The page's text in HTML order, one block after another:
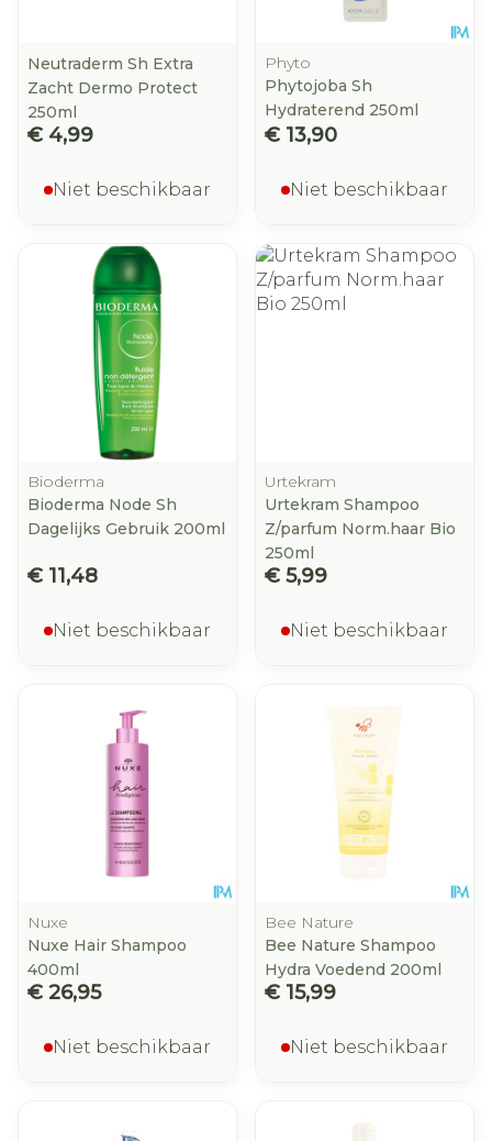
Neutraderm Sh Extra
Zacht Dermo Protect
250ml
€ 4,99
Niet beschikbaar
Phyto
Phytojoba Sh
Hydraterend 250ml
€ 13,90
Niet beschikbaar
Bioderma
Bioderma Node Sh
Dagelijks Gebruik 200ml
€ 11,48
Niet beschikbaar
Urtekram
Urtekram Shampoo
Z/parfum Norm.haar Bio
250ml
€ 5,99
Niet beschikbaar
Nuxe
Nuxe Hair Shampoo
400ml
€ 26,95
Niet beschikbaar
Bee Nature
Bee Nature Shampoo
Hydra Voedend 200ml
€ 15,99
Niet beschikbaar